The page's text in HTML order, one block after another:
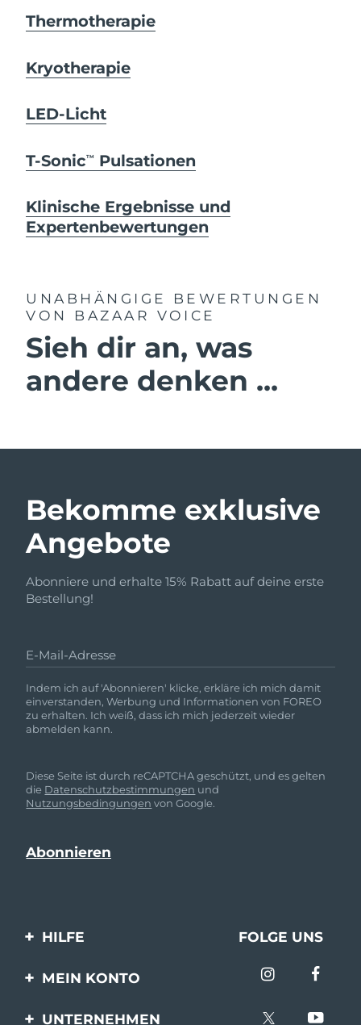
Thermotherapie
Kryotherapie
LED-Licht
T-SonicTM Pulsationen
Klinische Ergebnisse und
Expertenbewertungen
UNABHÄNGIGE BEWERTUNGEN
VON BAZAAR VOICE
Sieh dir an, was
andere denken ...
Bekomme exklusive
Angebote
Abonniere und erhalte 15% Rabatt auf deine erste
Bestellung!
E-Mail-Adresse
Indem ich auf 'Abonnieren' klicke, erkläre ich mich damit
einverstanden, Werbung und Informationen von FOREO
zu erhalten. Ich weiß, dass ich mich jederzeit wieder
abmelden kann.
Diese Seite ist durch reCAPTCHA geschützt, und es gelten
die Datenschutzbestimmungen und
Nutzungsbedingungen von Google.
HILFE
Kontaktiere uns
FOLGE UNS
MEIN KONTO
UNTERNEHMEN